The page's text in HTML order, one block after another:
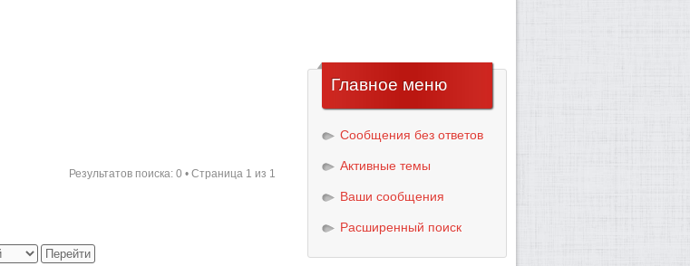
Результатов поиска: 0 • Страница 1 из 1
Главное меню
Сообщения без ответов
Активные темы
Ваши сообщения
Расширенный поиск